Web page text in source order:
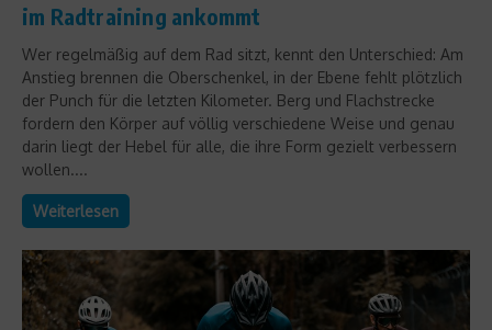
im Radtraining ankommt
Wer regelmäßig auf dem Rad sitzt, kennt den Unterschied: Am
Anstieg brennen die Oberschenkel, in der Ebene fehlt plötzlich
der Punch für die letzten Kilometer. Berg und Flachstrecke
fordern den Körper auf völlig verschiedene Weise und genau
darin liegt der Hebel für alle, die ihre Form gezielt verbessern
wollen....
Weiterlesen